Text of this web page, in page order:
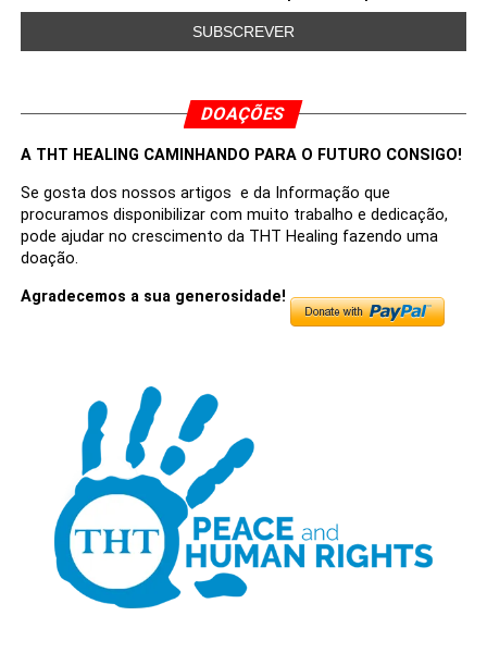
DOAÇÕES
A THT HEALING CAMINHANDO PARA O FUTURO CONSIGO!
Se gosta dos nossos artigos e da Informação que
procuramos disponibilizar com muito trabalho e dedicação,
pode ajudar no crescimento da THT Healing fazendo uma
doação.
Agradecemos a sua generosidade!